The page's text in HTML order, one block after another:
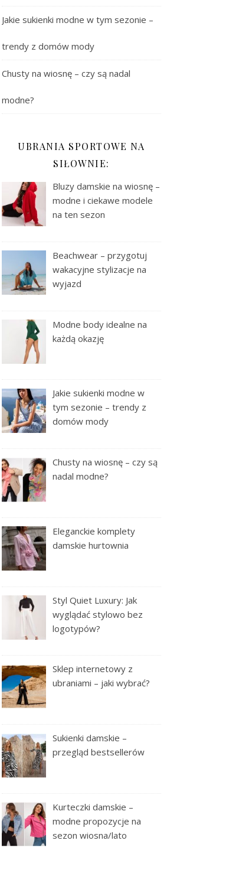
Jakie sukienki modne w tym sezonie –
trendy z domów mody
Chusty na wiosnę – czy są nadal
modne?
UBRANIA SPORTOWE NA
SIŁOWNIE:
Bluzy damskie na wiosnę –
modne i ciekawe modele
na ten sezon
Beachwear – przygotuj
wakacyjne stylizacje na
wyjazd
Modne body idealne na
każdą okazję
Jakie sukienki modne w
tym sezonie – trendy z
domów mody
Chusty na wiosnę – czy są
nadal modne?
Eleganckie komplety
damskie hurtownia
Styl Quiet Luxury: Jak
wyglądać stylowo bez
logotypów?
Sklep internetowy z
ubraniami – jaki wybrać?
Sukienki damskie –
przegląd bestsellerów
Kurteczki damskie –
modne propozycje na
sezon wiosna/lato